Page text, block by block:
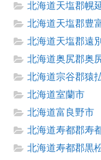
北海道天塩郡幌
北海道天塩郡豊
北海道天塩郡遠
北海道奥尻郡奥
北海道宗谷郡猿
北海道室蘭市
北海道富良野市
北海道寿都郡寿
北海道寿都郡黒